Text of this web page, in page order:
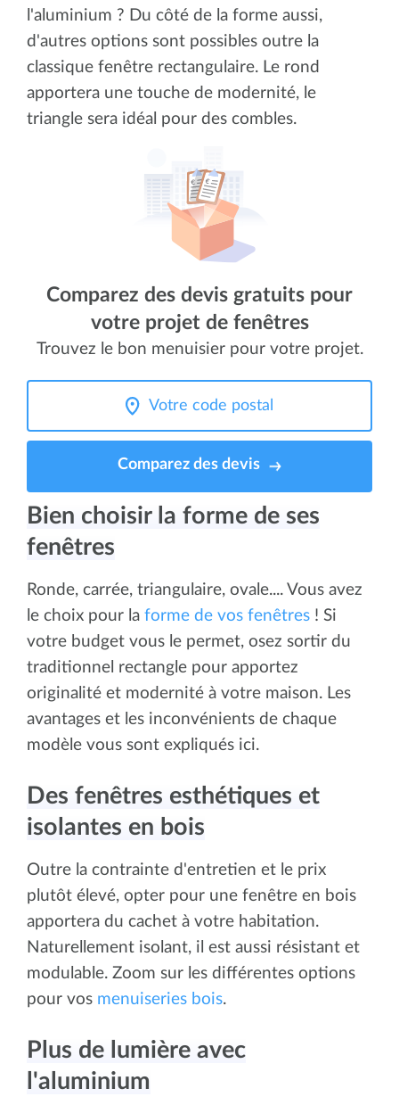
l'aluminium ? Du côté de la forme aussi,
d'autres options sont possibles outre la
classique fenêtre rectangulaire. Le rond
apportera une touche de modernité, le
triangle sera idéal pour des combles.
Comparez des devis gratuits pour
votre projet de fenêtres
Trouvez le bon menuisier pour votre projet.
Comparez des devis
Bien choisir la forme de ses
fenêtres
Ronde, carrée, triangulaire, ovale.... Vous avez
le choix pour la forme de vos fenêtres ! Si
votre budget vous le permet, osez sortir du
traditionnel rectangle pour apportez
originalité et modernité à votre maison. Les
avantages et les inconvénients de chaque
modèle vous sont expliqués ici.
Des fenêtres esthétiques et
isolantes en bois
Outre la contrainte d'entretien et le prix
plutôt élevé, opter pour une fenêtre en bois
apportera du cachet à votre habitation.
Naturellement isolant, il est aussi résistant et
modulable. Zoom sur les différentes options
pour vos menuiseries bois.
Plus de lumière avec
l'aluminium